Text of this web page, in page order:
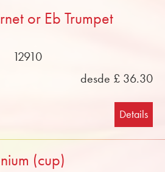
or Eb Trumpet
12910
desde £ 36.30
Details
(cup)